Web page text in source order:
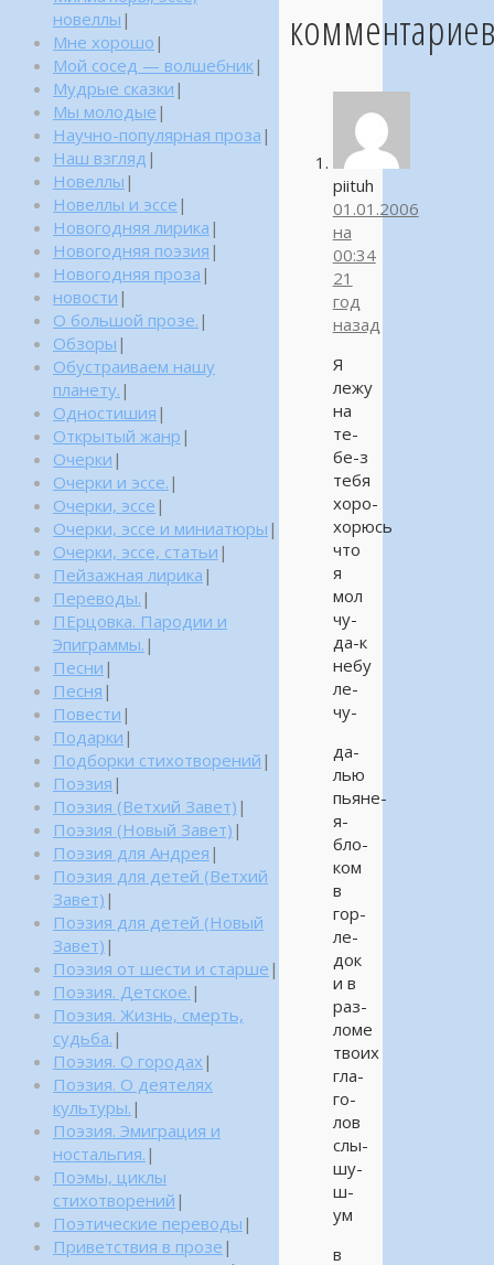
piituh
01.01.2006
на
00:34
21
год
назад
Я
лежу
на
те-
бе-з
тебя
хоро-
хорюсь
что
я
мол
чу-
да-к
небу
ле-
чу-
да-
лью
пьяне-
я-
бло-
ком
в
гор-
ле-
док
и в
раз-
ломе
твоих
гла-
го-
лов
слы-
шу-
ш-
ум
в
новеллы |
Мне хорошо |
Мой сосед — волшебник|
Мудрые сказки |
Мы молодые |
Научно-популярная проза |
Наш взгляд |
Новеллы |
Новеллы и эссе |
Новогодняя лирика |
Новогодняя поэзия |
Новогодняя проза |
новости |
О большой прозе. |
Обзоры |
Обустраиваем нашу
планету. |
Одностишия |
Открытый жанр |
Очерки |
Очерки и эссе. |
Очерки, эссе |
Очерки, эссе и миниатюры |
Очерки, эссе, статьи |
Пейзажная лирика |
Переводы. |
ПЕрцовка. Пародии и
Эпиграммы. |
Песни |
Песня |
Повести |
Подарки |
Подборки стихотворений |
Поэзия |
Поэзия (Ветхий Завет) |
Поэзия (Новый Завет) |
Поэзия для Андрея |
Поэзия для детей (Ветхий
Завет) |
Поэзия для детей (Новый
Завет) |
Поэзия от шести и старше |
Поэзия. Детское. |
Поэзия. Жизнь, смерть,
судьба. |
Поэзия. О городах |
Поэзия. О деятелях
культуры. |
Поэзия. Эмиграция и
ностальгия. |
Поэмы, циклы
стихотворений |
Поэтические переводы |
Приветствия в прозе |